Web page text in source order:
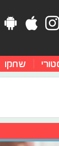
שחקו